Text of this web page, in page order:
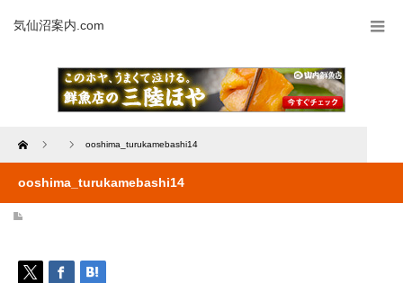
気仙沼案内.com
Home ooshima_turukamebashi14
ooshima_turukamebashi14